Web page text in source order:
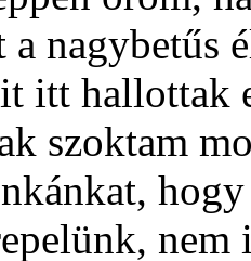
nagybetűs
itt hallottak
szoktam